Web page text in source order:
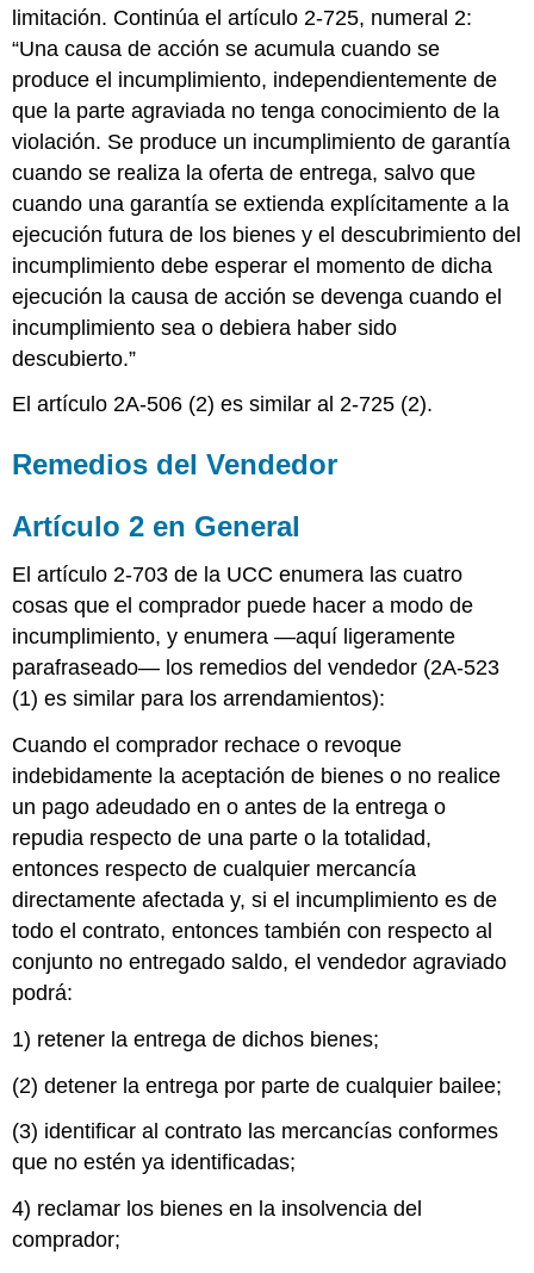
limitación. Continúa el artículo 2-725, numeral 2:
“Una causa de acción se acumula cuando se
produce el incumplimiento, independientemente de
que la parte agraviada no tenga conocimiento de la
violación. Se produce un incumplimiento de garantía
cuando se realiza la oferta de entrega, salvo que
cuando una garantía se extienda explícitamente a la
ejecución futura de los bienes y el descubrimiento del
incumplimiento debe esperar el momento de dicha
ejecución la causa de acción se devenga cuando el
incumplimiento sea o debiera haber sido
descubierto.”
El artículo 2A-506 (2) es similar al 2-725 (2).
Remedios del Vendedor
Artículo 2 en General
El artículo 2-703 de la UCC enumera las cuatro
cosas que el comprador puede hacer a modo de
incumplimiento, y enumera —aquí ligeramente
parafraseado— los remedios del vendedor (2A-523
(1) es similar para los arrendamientos):
Cuando el comprador rechace o revoque
indebidamente la aceptación de bienes o no realice
un pago adeudado en o antes de la entrega o
repudia respecto de una parte o la totalidad,
entonces respecto de cualquier mercancía
directamente afectada y, si el incumplimiento es de
todo el contrato, entonces también con respecto al
conjunto no entregado saldo, el vendedor agraviado
podrá:
1) retener la entrega de dichos bienes;
(2) detener la entrega por parte de cualquier bailee;
(3) identificar al contrato las mercancías conformes
que no estén ya identificadas;
4) reclamar los bienes en la insolvencia del
comprador;